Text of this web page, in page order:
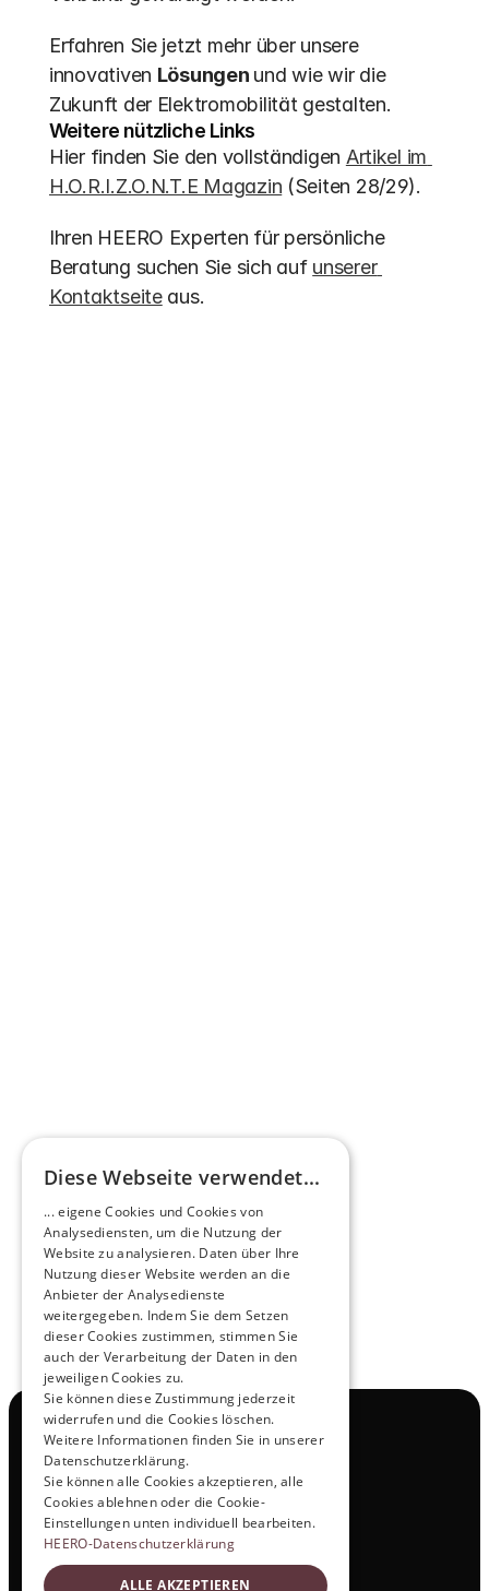
Erfahren Sie jetzt mehr über unsere
innovativen Lösungen und wie wir die
Zukunft der Elektromobilität gestalten.
Weitere nützliche Links
Hier finden Sie den vollständigen Artikel im
H.O.R.I.Z.O.N.T.E Magazin (Seiten 28/29).
Ihren HEERO Experten für persönliche
Beratung suchen Sie sich auf unserer
Kontaktseite aus.
HEERO
Mehr erfahren
View All
Navigation
Kontakt
Probefahrt
Karriere
Investor Relations
Legal & Policies
Diese Webseite verwendet...
... eigene Cookies und Cookies von
Analysediensten, um die Nutzung der
Website zu analysieren. Daten über Ihre
Nutzung dieser Website werden an die
Anbieter der Analysedienste
weitergegeben. Indem Sie dem Setzen
dieser Cookies zustimmen, stimmen Sie
auch der Verarbeitung der Daten in den
jeweiligen Cookies zu.
Sie können diese Zustimmung jederzeit
widerrufen und die Cookies löschen.
Weitere Informationen finden Sie in unserer
Datenschutzerklärung.
Sie können alle Cookies akzeptieren, alle
Cookies ablehnen oder die Cookie-
Einstellungen unten individuell bearbeiten.
HEERO-Datenschutzerklärung
ALLE AKZEPTIEREN